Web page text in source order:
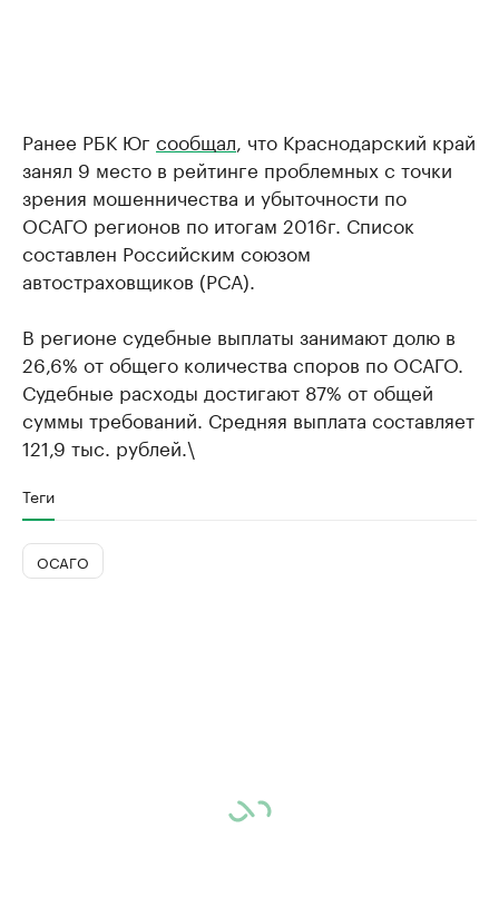
Ранее РБК Юг сообщал, что Краснодарский край
занял 9 место в рейтинге проблемных с точки
зрения мошенничества и убыточности по
ОСАГО регионов по итогам 2016г. Список
составлен Российским союзом
автостраховщиков (РСА).
В регионе судебные выплаты занимают долю в
26,6% от общего количества споров по ОСАГО.
Судебные расходы достигают 87% от общей
суммы требований. Средняя выплата составляет
121,9 тыс. рублей.\
Теги
ОСАГО